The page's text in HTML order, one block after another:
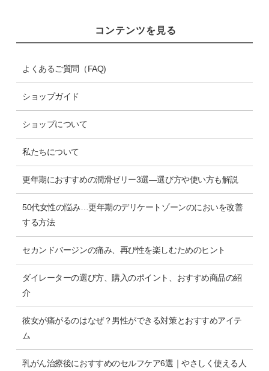
コンテンツを見る
よくあるご質問（FAQ)
ショップガイド
ショップについて
私たちについて
更年期におすすめの潤滑ゼリー3選―選び方や使い方も解説
50代女性の悩み…更年期のデリケートゾーンのにおいを改善
する方法
セカンドバージンの痛み、再び性を楽しむためのヒント
ダイレーターの選び方、購入のポイント、おすすめ商品の紹
介
彼女が痛がるのはなぜ？男性ができる対策とおすすめアイテ
ム
乳がん治療後におすすめのセルフケア6選｜やさしく使える人